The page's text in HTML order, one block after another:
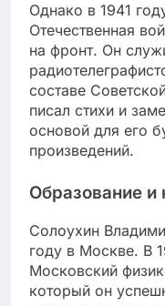
Однако в 1941
Отечественная
на фронт. Он
составе
писал стихи и
основой для его
произведений.
Образование и
Солоухин
году в Москве. В
Московский
который он